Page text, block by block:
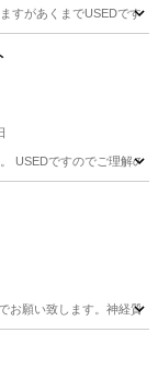
すがあくまでUSEDです
ドウィン
USEDですのでご理解の
ンジャケット
お願い致します。神経質